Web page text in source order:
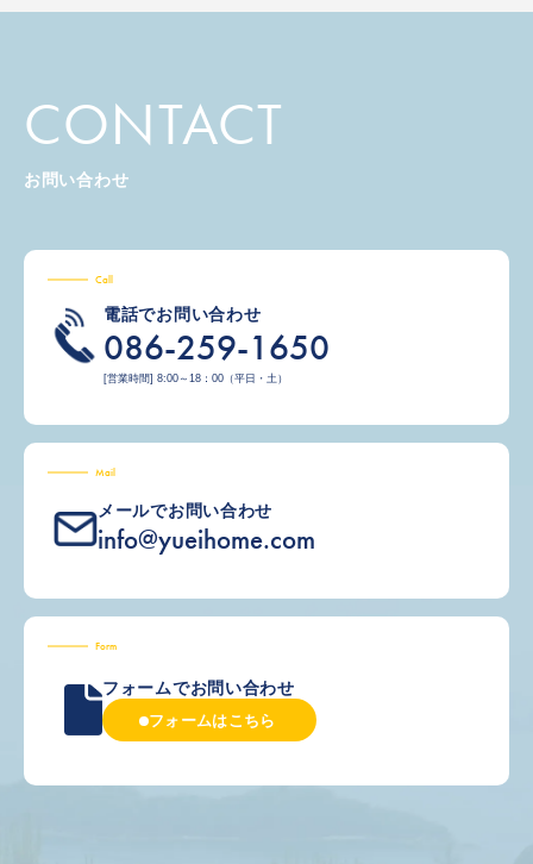
CONTACT
お問い合わせ
Call
電話でお問い合わせ
086-259-1650
[営業時間] 8:00～18：00（平日・土）
Mail
メールでお問い合わせ
info@yueihome.com
Form
フォームでお問い合わせ
フォームはこちら